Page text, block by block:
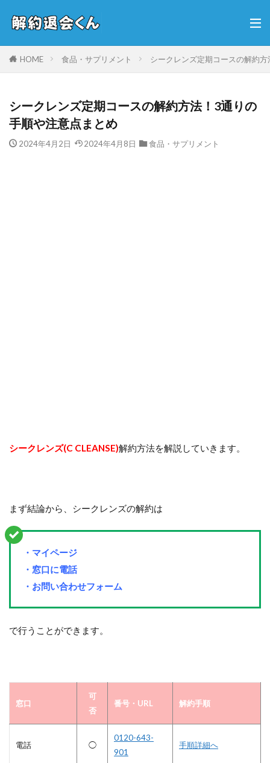
HOME 食品・サプリメント シークレンズ定期コースの解約
シークレンズ定期コースの解約方法！3通りの
手順や注意点まとめ
2024年4月2日 2024年4月8日 食品・サプリメント
シークレンズ(C CLEANSE)解約方法を解説していきます。
まず結論から、シークレンズの解約は
・マイページ
・窓口に電話
・お問い合わせフォーム
で行うことができます。
窓口
可
否
番号・URL 解約手順
電話 ◯
0120-643-
901
手順詳細へ